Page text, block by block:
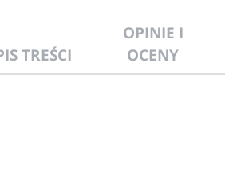
TREŚCI
OPINIE I
OCENY